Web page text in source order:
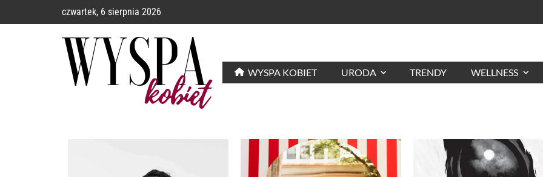
czwartek, 6 sierpnia 2026
WYSPA KOBIET URODA TRENDY WELLNESS